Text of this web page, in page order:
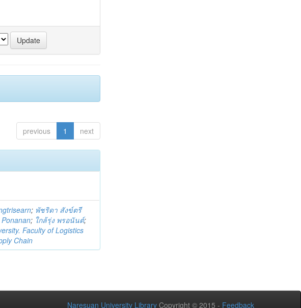
previous 1 next
; พัชริดา สังข์ตรี
; ใกล้รุ่ง พรอนันต์;
Faculty of Logistics
Chain
Naresuan University Library Copyright © 2015 - Feedback